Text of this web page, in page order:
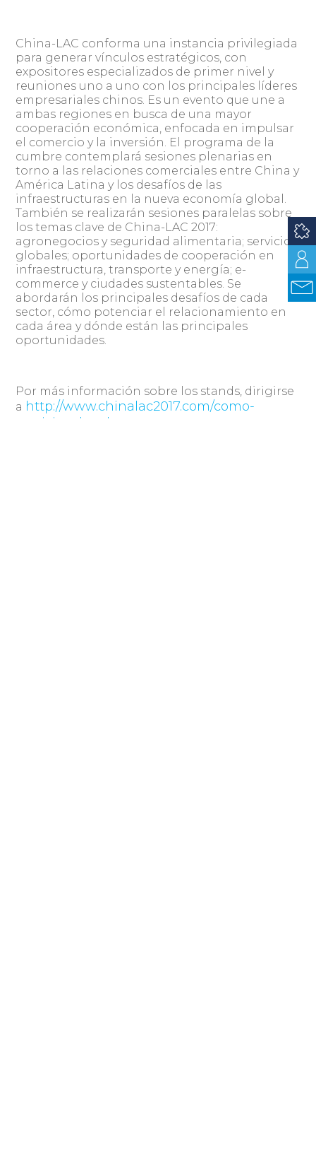
China-LAC conforma una instancia privilegiada
para generar vínculos estratégicos, con
expositores especializados de primer nivel y
reuniones uno a uno con los principales líderes
empresariales chinos. Es un evento que une a
ambas regiones en busca de una mayor
cooperación económica, enfocada en impulsar
el comercio y la inversión. El programa de la
cumbre contemplará sesiones plenarias en
torno a las relaciones comerciales entre China y
América Latina y los desafíos de las
infraestructuras en la nueva economía global.
También se realizarán sesiones paralelas sobre
los temas clave de China-LAC 2017:
agronegocios y seguridad alimentaria; servicios
globales; oportunidades de cooperación en
infraestructura, transporte y energía; e-
commerce y ciudades sustentables. Se
abordarán los principales desafíos de cada
sector, cómo potenciar el relacionamiento en
cada área y dónde están las principales
oportunidades.
Por más información sobre los stands, dirigirse
a http://www.chinalac2017.com/como-
participar.html